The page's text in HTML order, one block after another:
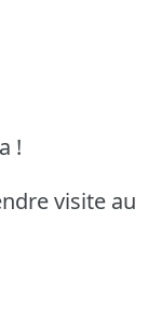
!
visite au